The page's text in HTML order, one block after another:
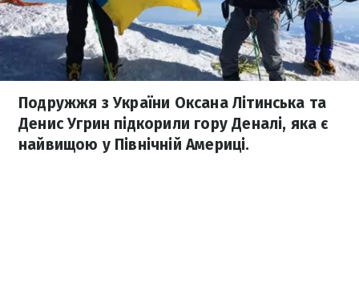
Подружжя з України Оксана Літинська та
Денис Угрин підкорили гору Деналі, яка є
найвищою у Північній Америці.